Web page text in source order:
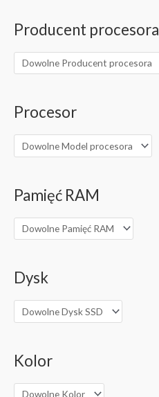
Producent procesora
Procesor
Pamięć RAM
Dysk
Kolor